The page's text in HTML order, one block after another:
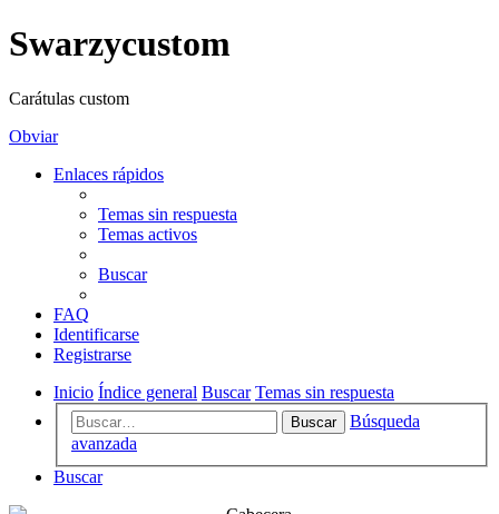
Swarzycustom
Carátulas custom
Obviar
Enlaces rápidos
Temas sin respuesta
Temas activos
Buscar
FAQ
Identificarse
Registrarse
Inicio Índice general Buscar Temas sin respuesta
Buscar
Búsqueda
avanzada
Buscar